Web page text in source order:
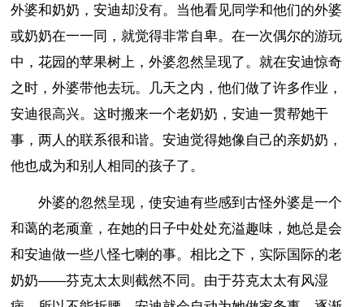
外婆和奶奶，安迪却没有。当他看见同学和他们的外婆
或奶奶在一一同，就觉得非常自卑。在一次偶尔的游玩
中，花园的苹果树上，外婆忽然呈现了。就在安迪惊奇
之时，外婆带他去玩。几天之内，他们做了许多作业，
安迪很高兴。这时搬来一个老奶奶，安迪一贯帮她干
事，两人的联系很和谐。安迪觉得她像自己的亲奶奶，
他也成为和别人相同的孩子了。
外婆的忽然呈现，使安迪有些感到古怪外婆是一个
和蔼的老顽童，在她的日子中处处充溢趣味，她总是会
和安迪做一些八怪七喇的事。相比之下，实际国际的老
奶奶——芬克太太则截然不同。由于芬克太太有风湿